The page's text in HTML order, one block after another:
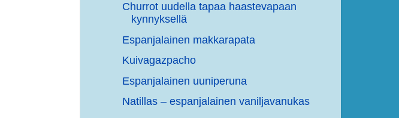
Churrot uudella tapaa haastevapaan
kynnyksellä
Espanjalainen makkarapata
Kuivagazpacho
Espanjalainen uuniperuna
Natillas – espanjalainen vaniljavanukas